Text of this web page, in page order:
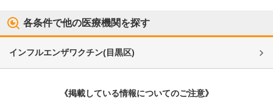
各条件で他の医療機関を探す
インフルエンザワクチン(目黒区)
《掲載している情報についてのご注意》